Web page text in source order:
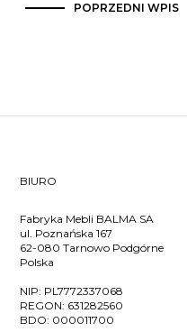
POPRZEDNI WPIS
BIURO
Fabryka Mebli BALMA SA
ul. Poznańska 167
62-080 Tarnowo Podgórne
Polska
NIP: PL7772337068
REGON: 631282560
BDO: 000011700